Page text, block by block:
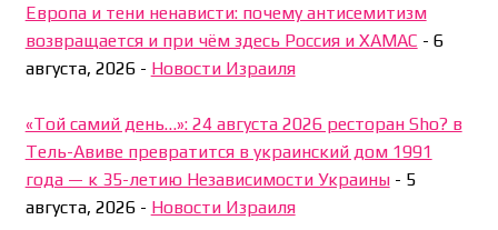
Европа и тени ненависти: почему антисемитизм
возвращается и при чём здесь Россия и ХАМАС - 6
августа, 2026- Новости Израиля
«Той самий день…»: 24 августа 2026 ресторан Sho? в
Тель-Авиве превратится в украинский дом 1991
года — к 35-летию Независимости Украины- 5
августа, 2026- Новости Израиля